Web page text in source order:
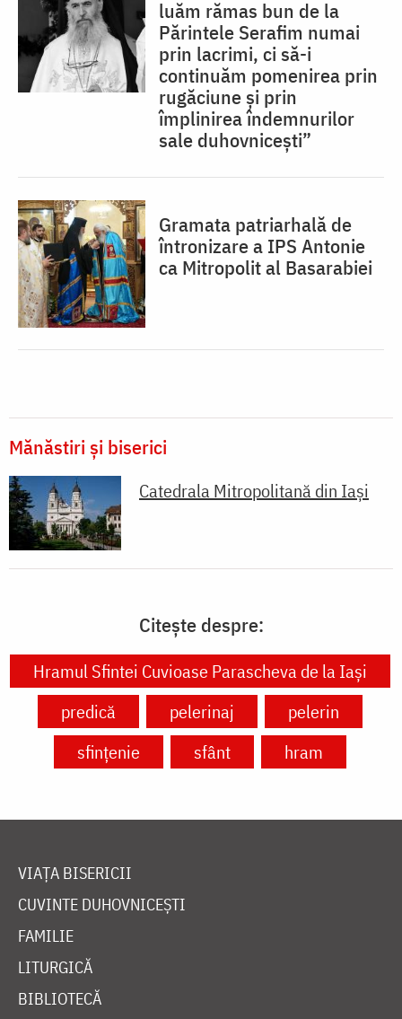
luăm rămas bun de la
Părintele Serafim numai
prin lacrimi, ci să-i
continuăm pomenirea prin
rugăciune și prin
împlinirea îndemnurilor
sale duhovnicești”
Gramata patriarhală de
întronizare a IPS Antonie
ca Mitropolit al Basarabiei
Mănăstiri și biserici
Catedrala Mitropolitană din Iaşi
Citește despre:
Hramul Sfintei Cuvioase Parascheva de la Iași
predică
pelerinaj
pelerin
sfințenie
sfânt hram
VIAȚA BISERICII
CUVINTE DUHOVNICEȘTI
FAMILIE
LITURGICĂ
BIBLIOTECĂ